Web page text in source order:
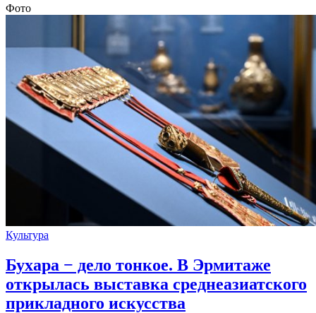
Фото
Культура
Бухара − дело тонкое. В Эрмитаже
открылась выставка среднеазиатского
прикладного искусства